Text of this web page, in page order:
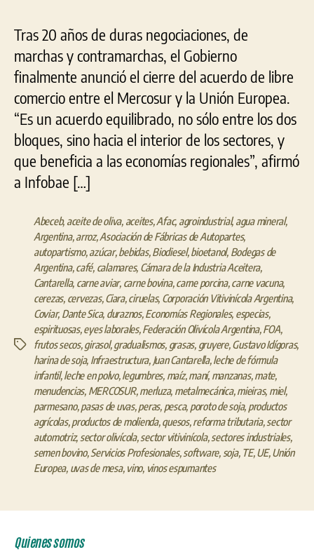
Tras 20 años de duras negociaciones, de
marchas y contramarchas, el Gobierno
finalmente anunció el cierre del acuerdo de libre
comercio entre el Mercosur y la Unión Europea.
“Es un acuerdo equilibrado, no sólo entre los dos
bloques, sino hacia el interior de los sectores, y
que beneficia a las economías regionales”, afirmó
a Infobae […]
Etiquetas
Abeceb, aceite de oliva, aceites,Afac, agroindustrial,agua mineral,
Argentina,arroz,Asociación de Fábricas de Autopartes,
autopartismo,azúcar,bebidas,Biodiesel,bioetanol, Bodegas de
Argentina,café, calamares, Cámara de la Industria Aceitera,
Cantarella, carne aviar, carne bovina,carne porcina,carne vacuna,
cerezas, cervezas,Ciara,ciruelas, Corporación Vitivinícola Argentina,
Coviar, Dante Sica, duraznos,Economías Regionales, especias,
espirituosas,eyes laborales,Federación Olivícola Argentina,FOA,
frutos secos,girasol,gradualismos, grasas, gruyere,Gustavo Idígoras,
harina de soja, Infraestructura, Juan Cantarella,leche de fórmula
infantil,leche en polvo,legumbres, maíz,maní,manzanas,mate,
menudencias, MERCOSUR,merluza, metalmecánica,mieiras, miel,
parmesano,pasas de uvas,peras, pesca, poroto de soja, productos
agrícolas,productos de molienda,quesos,reforma tributaria,sector
automotriz, sector olivícola,sector vitivinícola,sectores industriales,
semen bovino,Servicios Profesionales,software, soja, TE,UE,Unión
Europea, uvas de mesa, vino, vinos espumantes
Quienes somos